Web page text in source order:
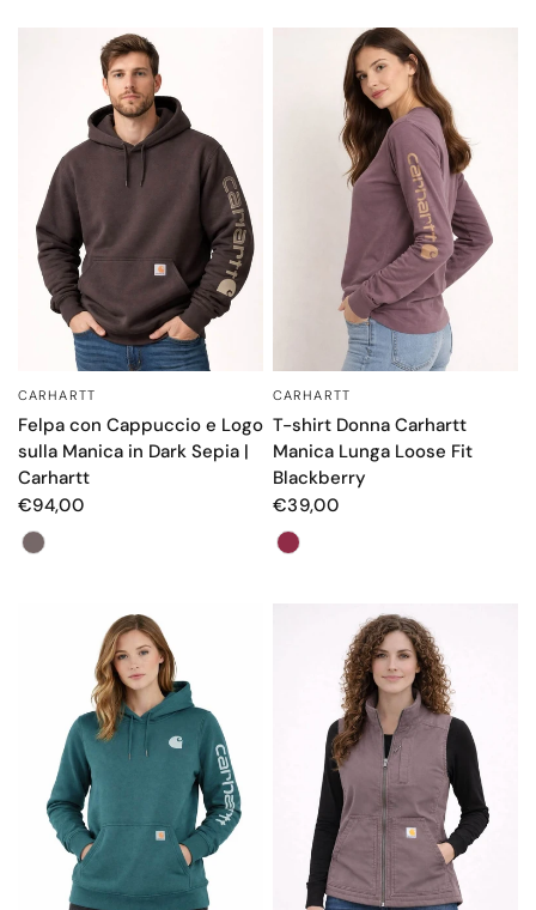
OCCHIATA VELOCE
CARHARTT
Felpa con Cappuccio e Logo
sulla Manica in Dark Sepia |
Carhartt
€94,00
Color
OCCHIATA VELOCE
CARHARTT
T-shirt Donna Carhartt
Manica Lunga Loose Fit
Blackberry
€39,00
Color